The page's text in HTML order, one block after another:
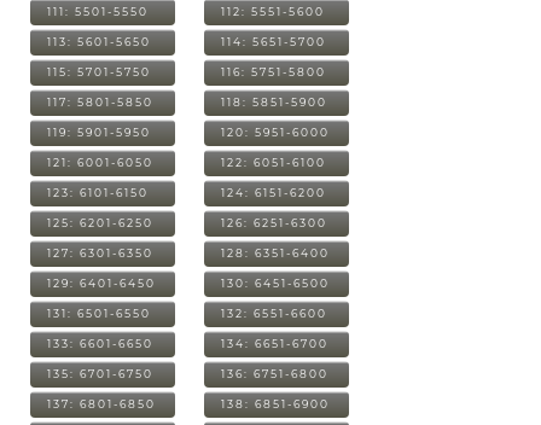
111: 5501-5550 112: 5551-5600
113: 5601-5650 114: 5651-5700
115: 5701-5750 116: 5751-5800
117: 5801-5850 118: 5851-5900
119: 5901-5950 120: 5951-6000
121: 6001-6050 122: 6051-6100
123: 6101-6150 124: 6151-6200
125: 6201-6250 126: 6251-6300
127: 6301-6350 128: 6351-6400
129: 6401-6450 130: 6451-6500
131: 6501-6550 132: 6551-6600
133: 6601-6650 134: 6651-6700
135: 6701-6750 136: 6751-6800
137: 6801-6850 138: 6851-6900